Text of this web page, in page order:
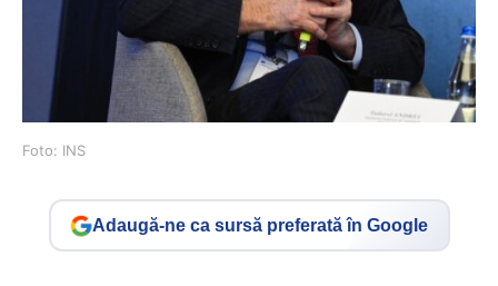
Foto: INS
Adaugă-ne ca sursă preferată în Google